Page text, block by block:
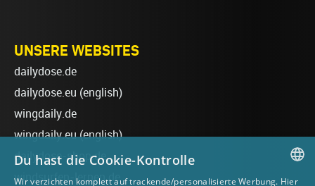
UNSERE WEBSITES
dailydose.de
dailydose.eu (english)
wingdaily.de
wingdaily.eu(english)
dailydose-shop.de
windsurfen-lernen.de
Du hast die Cookie-Kontrolle
Wir verzichten komplett auf trackende/personalisierte Werbung. Hier